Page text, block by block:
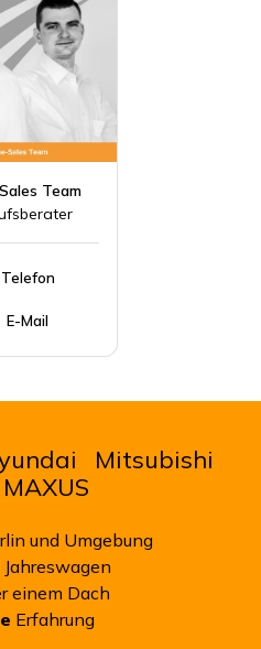
Team
Telefon
E-Mail
Mitsubishi
MAXUS
und Umgebung
Jahreswagen
einem Dach
Erfahrung